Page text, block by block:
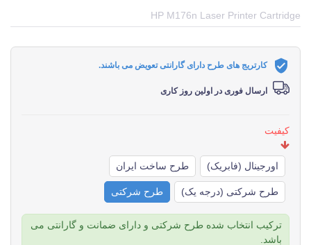
HP M176n Laser Printer Cartridge
کارتریج های طرح دارای گارانتی تعویض می باشند.
ارسال فوری در اولین روز کاری
کیفیت
اورجینال (فابریک) طرح ساخت ایران
طرح شرکتی (درجه یک) طرح شرکتی
ترکیب انتخاب شده طرح شرکتی و دارای ضمانت و گارانتی می
باشد.